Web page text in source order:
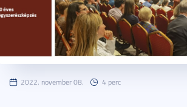
2022. november 08. 4 perc